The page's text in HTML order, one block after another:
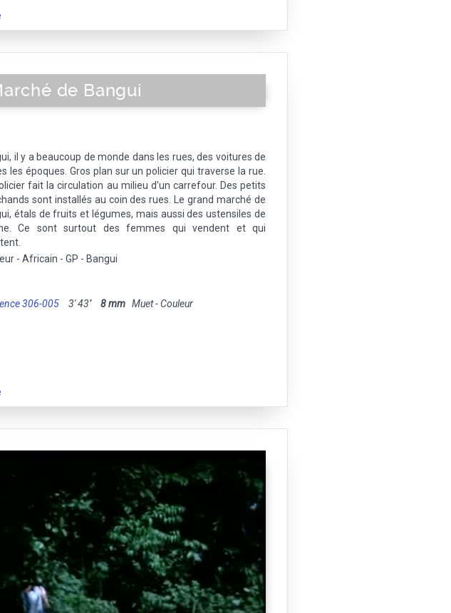
de Bangui
il y a beaucoup de monde dans les rues, des voitures de
les époques. Gros plan sur un policier qui traverse la rue.
fait la circulation au milieu d'un carrefour. Des petits
sont installés au coin des rues. Le grand marché de
étals de fruits et légumes, mais aussi des ustensiles de
Ce sont surtout des femmes qui vendent et qui
- Africain - GP - Bangui
306-005 3' 43'' 8 mm Muet - Couleur